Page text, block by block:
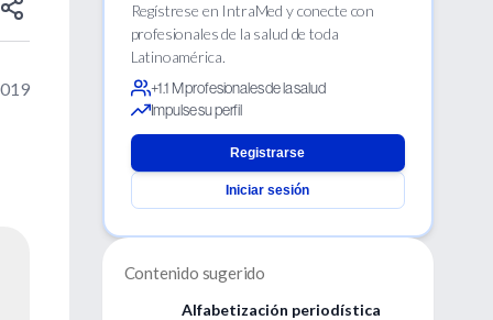
Regístrese en IntraMed y conecte con
profesionales de la salud de toda
Latinoamérica.
+1.1 M profesionales de la salud
Impulse su perfil
Registrarse
Iniciar sesión
Contenido sugerido
Alfabetización periodística